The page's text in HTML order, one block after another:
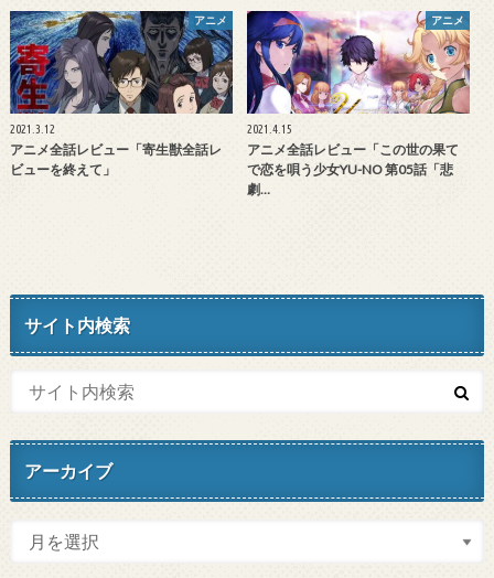
アニメ
2021.3.12
アニメ全話レビュー「寄生獣全話レ
ビューを終えて」
アニメ
2021.4.15
アニメ全話レビュー「この世の果て
で恋を唄う少女YU-NO 第05話「悲
劇…
サイト内検索
アーカイブ